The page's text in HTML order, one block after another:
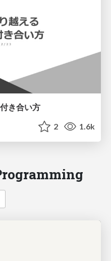
き合い方
2 1.6k